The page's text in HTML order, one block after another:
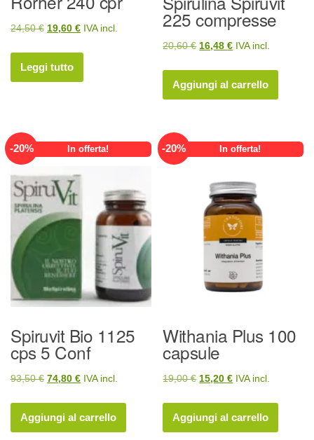
24,50€ Il
originale
era:
19,60 €Il
è:
IVA incl.
Leggi tutto
225 compresse
20,60€ Il
originale
era:
16,48€Il
attuale
è:
IVA incl.
Aggiungi al carrello
-20% In offerta!
Spiruvit Bio 1125
cps 5 Conf
93,50€ Il
originale
era:
74,80 €Il
attuale
è:
IVA incl.
Aggiungi al carrello
-20% In offerta!
Withania Plus 100
capsule
19,00€ Il
originale
era:
15,20€Il
attuale
è:
IVA incl.
Aggiungi al carrello